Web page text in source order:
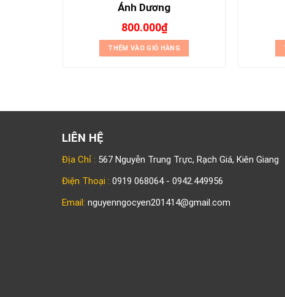
Ánh Dương
800.000₫
THÊM VÀO GIỎ HÀNG
LIÊN HỆ
Địa Chỉ : 567 Nguyễn Trung Trực, Rạch Giá, Kiên Giang
Điện Thoại : 0919 068064 - 0942.449956
Email: nguyenngocyen201414@gmail.com